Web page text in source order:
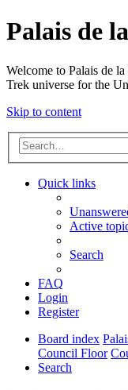
Palais de
Welcome to Palais de
Trek universe for the
Skip to content
Quick links
Active
Search
FAQ
Login
Register
Board index
Council Floor
Search